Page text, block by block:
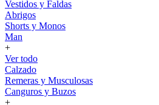
Vestidos y Faldas
Abrigos
Shorts y Monos
Man
+
Ver todo
Calzado
Remeras y Musculosas
Canguros y Buzos
+